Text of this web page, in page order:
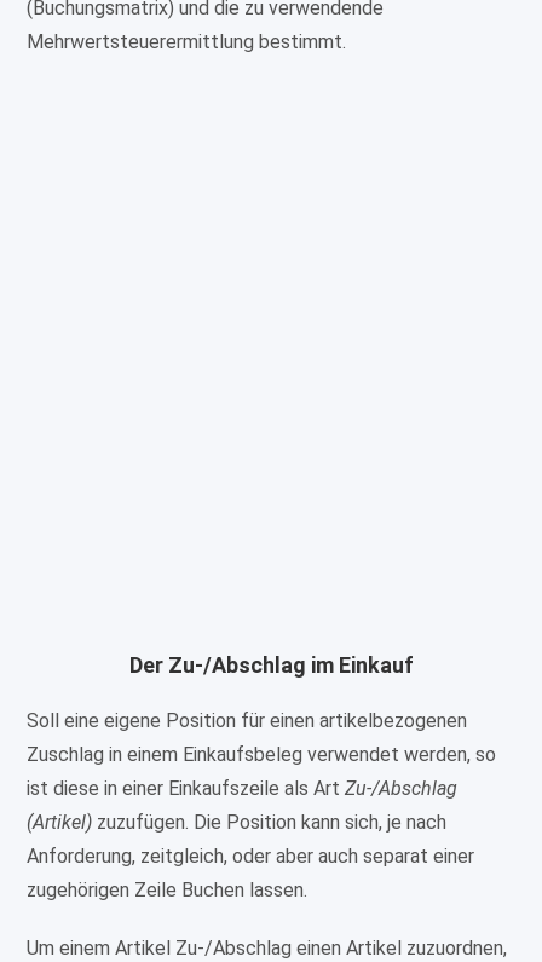
(Buchungsmatrix) und die zu verwendende
Mehrwertsteuerermittlung bestimmt.
Der Zu-/Abschlag im Einkauf
Soll eine eigene Position für einen artikelbezogenen
Zuschlag in einem Einkaufsbeleg verwendet werden, so
ist diese in einer Einkaufszeile als ArtZu-/Abschlag
(Artikel) zuzufügen. Die Position kann sich, je nach
Anforderung, zeitgleich, oder aber auch separat einer
zugehörigen Zeile Buchen lassen.
Um einem Artikel Zu-/Abschlag einen Artikel zuzuordnen,